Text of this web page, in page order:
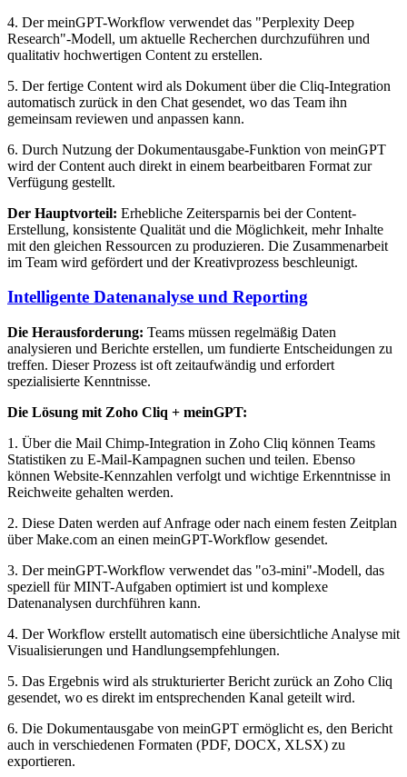
4. Der meinGPT-Workflow verwendet das "Perplexity Deep
Research"-Modell, um aktuelle Recherchen durchzuführen und
qualitativ hochwertigen Content zu erstellen.
5. Der fertige Content wird als Dokument über die Cliq-Integration
automatisch zurück in den Chat gesendet, wo das Team ihn
gemeinsam reviewen und anpassen kann.
6. Durch Nutzung der Dokumentausgabe-Funktion von meinGPT
wird der Content auch direkt in einem bearbeitbaren Format zur
Verfügung gestellt.
Der Hauptvorteil: Erhebliche Zeitersparnis bei der Content-
Erstellung, konsistente Qualität und die Möglichkeit, mehr Inhalte
mit den gleichen Ressourcen zu produzieren. Die Zusammenarbeit
im Team wird gefördert und der Kreativprozess beschleunigt.
Intelligente Datenanalyse und Reporting
Die Herausforderung: Teams müssen regelmäßig Daten
analysieren und Berichte erstellen, um fundierte Entscheidungen zu
treffen. Dieser Prozess ist oft zeitaufwändig und erfordert
spezialisierte Kenntnisse.
Die Lösung mit Zoho Cliq + meinGPT:
1. Über die Mail Chimp-Integration in Zoho Cliq können Teams
Statistiken zu E-Mail-Kampagnen suchen und teilen. Ebenso
können Website-Kennzahlen verfolgt und wichtige Erkenntnisse in
Reichweite gehalten werden.
2. Diese Daten werden auf Anfrage oder nach einem festen Zeitplan
über Make.com an einen meinGPT-Workflow gesendet.
3. Der meinGPT-Workflow verwendet das "o3-mini"-Modell, das
speziell für MINT-Aufgaben optimiert ist und komplexe
Datenanalysen durchführen kann.
4. Der Workflow erstellt automatisch eine übersichtliche Analyse mit
Visualisierungen und Handlungsempfehlungen.
5. Das Ergebnis wird als strukturierter Bericht zurück an Zoho Cliq
gesendet, wo es direkt im entsprechenden Kanal geteilt wird.
6. Die Dokumentausgabe von meinGPT ermöglicht es, den Bericht
auch in verschiedenen Formaten (PDF, DOCX, XLSX) zu
exportieren.